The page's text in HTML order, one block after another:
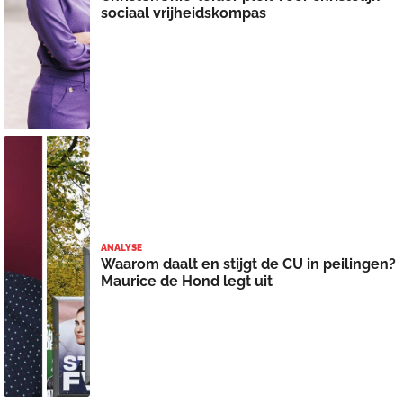
sociaal vrijheidskompas
ANALYSE
Waarom daalt en stijgt de CU in peilingen?
Maurice de Hond legt uit